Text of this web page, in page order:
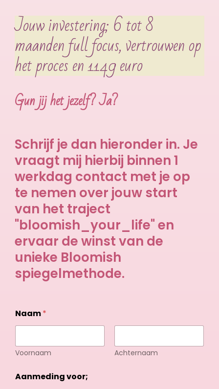
Jouw investering; 6 tot 8
maanden full focus, vertrouwen op
het proces en 1149 euro
Gun jij het jezelf? Ja?
Schrijf je dan hieronder in. Je
vraagt mij hierbij binnen 1
werkdag contact met je op
te nemen over jouw start
van het traject
"bloomish_your_life" en
ervaar de winst van de
unieke Bloomish
spiegelmethode.
Naam*
Voornaam Achternaam
Aanmeding voor;